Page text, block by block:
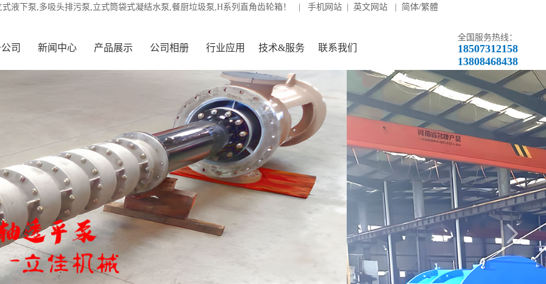
液下泵,多吸头排污泵,立式筒袋式凝结水泵,餐厨垃圾泵,H系列直角齿轮箱！ | 手机网站| 英文网站| 简体/繁體
司 新闻中心 产品展示 公司相册 行业应用 技术&服务 联系我们
全国服务热线：
18507312158
13808468438